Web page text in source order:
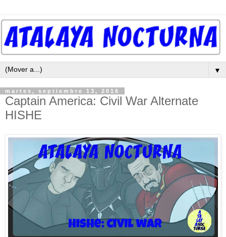
▼
martes, septiembre 13, 2016
Captain America: Civil War Alternate
HISHE